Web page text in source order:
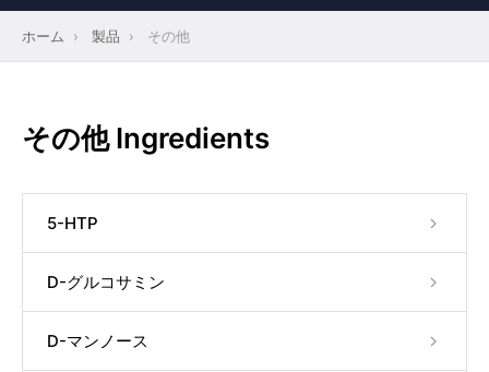
ホーム › 製品 › その他
その他 Ingredients
5-HTP
D-グルコサミン
D-マンノース